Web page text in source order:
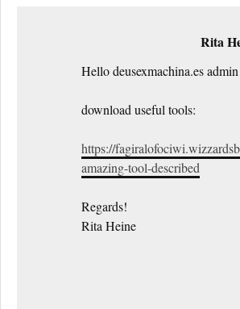
Rita
Hello deusexmachina.es admin
download useful tools:
https://
amazing-tool-described
Regards!
Rita Heine